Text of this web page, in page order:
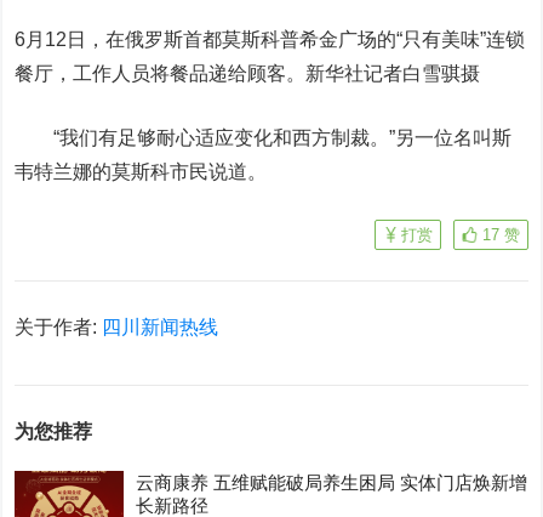
6月12日，在俄罗斯首都莫斯科普希金广场的“只有美味”连锁
餐厅，工作人员将餐品递给顾客。新华社记者白雪骐摄
“我们有足够耐心适应变化和西方制裁。”另一位名叫斯
韦特兰娜的莫斯科市民说道。
17 赞
打赏
关于作者: 四川新闻热线
为您推荐
云商康养 五维赋能破局养生困局 实体门店焕新增
长新路径